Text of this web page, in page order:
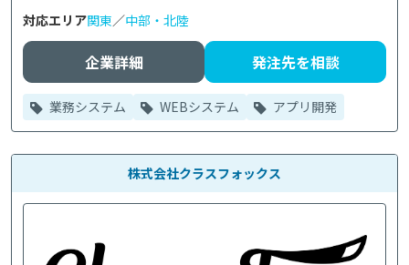
対応エリア関東／中部・北陸
企業詳細 発注先を相談
業務システム WEBシステム アプリ開発
株式会社クラスフォックス